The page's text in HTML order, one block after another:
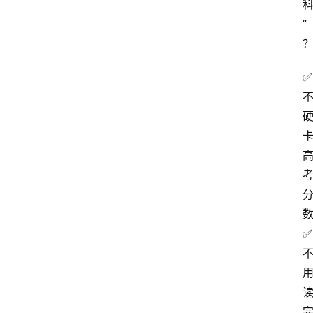
科
”
？
✅
不
硬
卡
高
考
分
数
✅
不
用
读